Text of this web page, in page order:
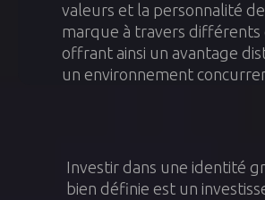
valeurs et la personnalité
marque à travers différents
offrant ainsi un avantage
un environnement
Investir dans une identité
bien définie est un